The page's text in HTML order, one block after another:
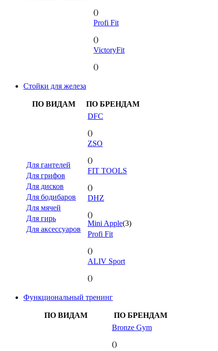
()
Profi Fit
()
VictoryFit
()
Стойки для железа
ПО ВИДАМ ПО БРЕНДАМ
Для гантелей
Для грифов
Для дисков
Для бодибаров
Для мячей
Для гирь
Для аксессуаров
DFC
()
ZSO
()
FIT TOOLS
()
DHZ
()
Mini Apple(3)
Profi Fit
()
ALIV Sport
()
Функциональный тренинг
ПО ВИДАМ
ПО БРЕНДАМ
Bronze Gym
()